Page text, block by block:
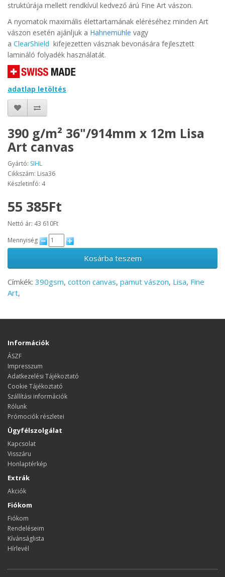
struktúrája mellett rendkívül kedvező árú Fine Art vászon.
A nyomatok maximális élettartamának eléréséhez minden Art
vászon esetén ajánljuk a Hahnemühle vagy
a ClearShield kifejezetten vásznak bevonására fejlesztett
lamináló folyadék használatát.
adatlap letöltés
390 g/m² 36"/914mm x 12m Lisa
Art canvas
Gyártó: SIHL
Cikkszám: Lisa36
Készletinfó: 4
55 385Ft
Nettó ár: 43 610Ft
Mennyiség
Kosárba teszem
Címkék: 390gsm, cotton canvas, pamut vászon, Lisa, Fine
Art,
Információk
ÁSZF
Impresszum
Adatkezelési Tájékoztató
Cookie Tájékoztató
Szállítási információk
Rólunk
Prómociók részletei
Ügyfélszolgálat
Kapcsolat
Visszáru
Honlaptérkép
Extrák
Akciók
Fiókom
Fiókom
Rendeléseim
Kívánságlista
Hírlevél